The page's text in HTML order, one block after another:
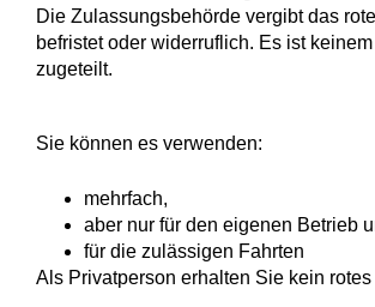
Die Zulassungsbehörde vergibt das
befristet oder widerruflich. Es ist
zugeteilt.
Sie können es verwenden:
mehrfach,
aber nur für den eigenen Betrieb
für die zulässigen Fahrten
Als Privatperson erhalten Sie kein